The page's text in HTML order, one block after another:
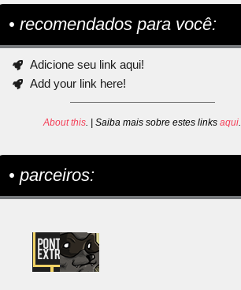
• recomendados para você:
Adicione seu link aqui!
Add your link here!
About this. | Saiba mais sobre estes linksaqui.
• parceiros: